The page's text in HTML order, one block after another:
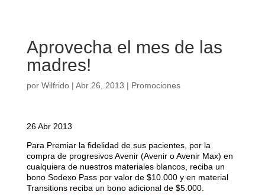
Aprovecha el mes de las
madres!
por Wilfrido| Abr 26, 2013 | Promociones
26 Abr 2013
Para Premiar la fidelidad de sus pacientes, por la
compra de progresivos Avenir (Avenir o Avenir Max) en
cualquiera de nuestros materiales blancos, reciba un
bono Sodexo Pass por valor de $10.000 y en material
Transitions reciba un bono adicional de $5.000.